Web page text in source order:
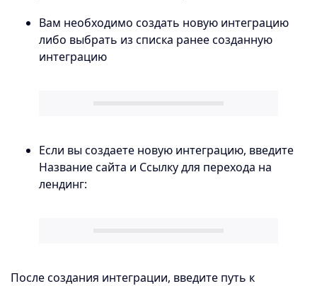
Вам необходимо создать новую интеграцию
либо выбрать из списка ранее созданную
интеграцию
Если вы создаете новую интеграцию, введите
Название сайта и Ссылку для перехода на
лендинг:
После создания интеграции, введите путь к